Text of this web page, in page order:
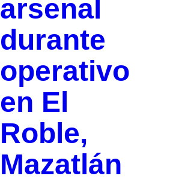
arsenal
durante
operativo
en El
Roble,
Mazatlán